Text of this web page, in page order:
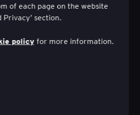
of each page on the website
Privacy’ section.
policy for more information.